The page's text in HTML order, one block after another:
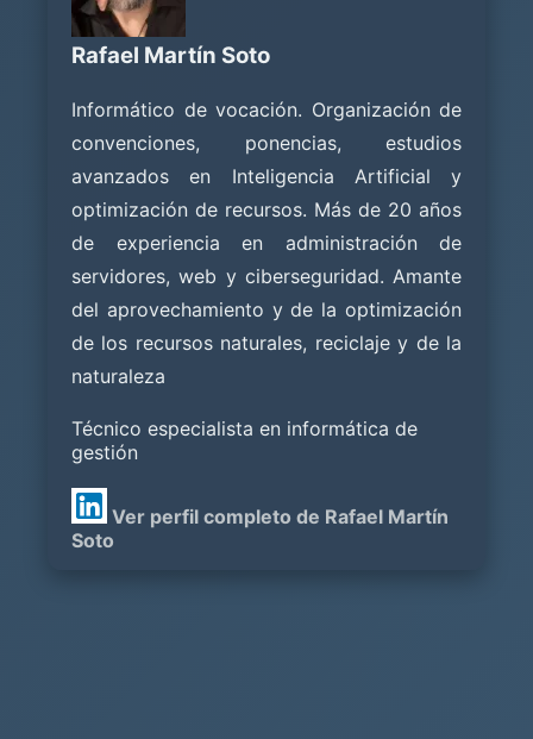
Rafael Martín Soto
Informático de vocación. Organización de
convenciones, ponencias, estudios
avanzados en Inteligencia Artificial y
optimización de recursos. Más de 20 años
de experiencia en administración de
servidores, web y ciberseguridad. Amante
del aprovechamiento y de la optimización
de los recursos naturales, reciclaje y de la
naturaleza
Técnico especialista en informática de
gestión
Ver perfil completo de Rafael Martín
Soto